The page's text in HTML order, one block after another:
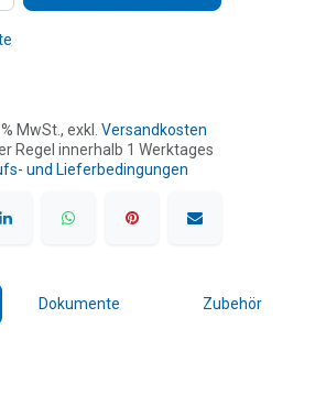
MwSt., exkl. Versandkosten
Regel innerhalb 1 Werktages
und Lieferbedingungen
Dokumente Zubehör